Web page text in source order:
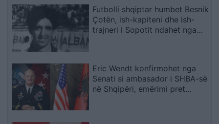
Futbolli shqiptar humbet Besnik
Çotën, ish-kapiteni dhe ish-
trajneri i Sopotit ndahet nga
Eric Wendt konfirmohet nga
Senati si ambasador i SHBA-së
në Shqipëri, emërimi pret